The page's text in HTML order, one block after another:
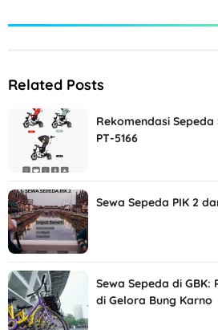
Related Posts
Rekomendasi
PT-5166
Sewa Sepeda PIK 2
Sewa Sepeda di
di Gelora Bung Karno